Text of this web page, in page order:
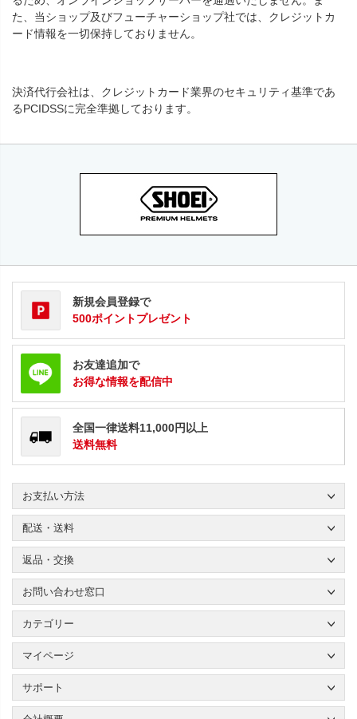
た、当ショップ及びフューチャーショップ社では、クレジットカ
ード情報を一切保持しておりません。
決済代行会社は、クレジットカード業界のセキュリティ基準であ
るPCIDSSに完全準拠しております。
新規会員登録で
500ポイントプレゼント
お友達追加で
お得な情報を配信中
全国一律送料11,000円以上
送料無料
お支払い方法
配送・送料
返品・交換
お問い合わせ窓口
カテゴリー
マイページ
サポート